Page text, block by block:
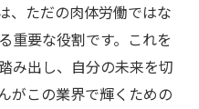
、ただの肉体労働ではな
重要な役割です。これを
み出し、自分の未来を切
がこの業界で輝くための